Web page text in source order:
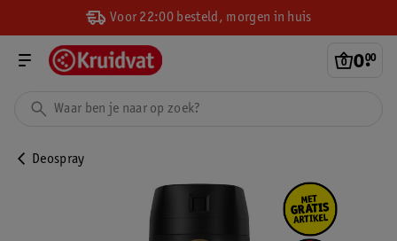
Voor 22:00 besteld, morgen in huis
0.
00
Deospray